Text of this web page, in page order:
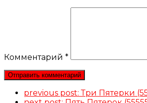
Комментарий *
previous post:Три Пятерки